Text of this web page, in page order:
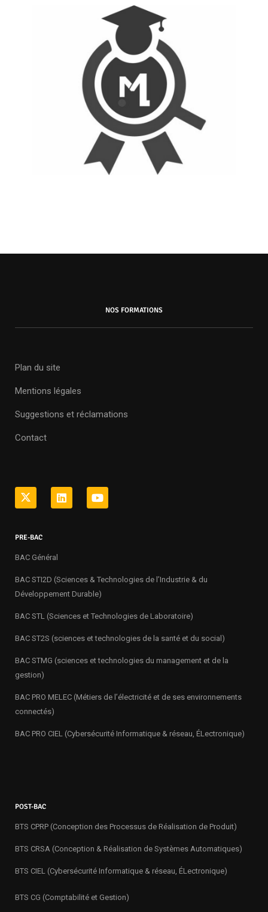
NOS FORMATIONS
Plan du site
Mentions légales
Suggestions et réclamations
Contact
PRE-BAC
BAC Général
BAC STI2D (Sciences & Technologies de l’Industrie & du
Développement Durable)
BAC STL (Sciences et Technologies de Laboratoire)
BAC ST2S (sciences et technologies de la santé et du social)
BAC STMG (sciences et technologies du management et de la
gestion)
BAC PRO MELEC (Métiers de l’électricité et de ses environnements
connectés)
BAC PRO CIEL (Cybersécurité Informatique & réseau, ÉLectronique)
POST-BAC
BTS CPRP (Conception des Processus de Réalisation de Produit)
BTS CRSA (Conception & Réalisation de Systèmes Automatiques)
BTS CIEL (Cybersécurité Informatique & réseau, ÉLectronique)
BTS CG (Comptabilité et Gestion)